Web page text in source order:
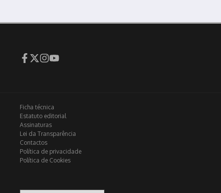
Ficha técnica
Estatuto editorial
Assinaturas
Lei da Transparência
Contactos
Política de privacidade
Política de Cookies